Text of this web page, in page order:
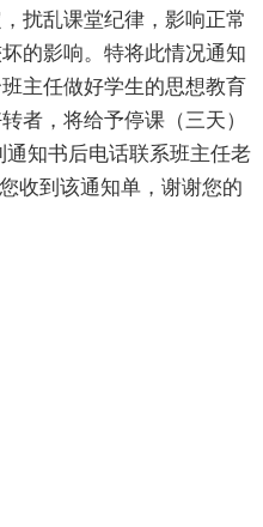
扰乱课堂纪律，影响正常
的影响。特将此情况通知
主任做好学生的思想教育
者，将给予停课（三天）
知书后电话联系班主任老
收到该通知单，谢谢您的